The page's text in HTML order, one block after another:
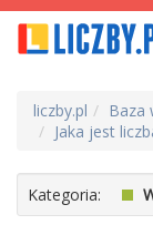
liczby.pl
Baza
Jaka jest
Kategoria: